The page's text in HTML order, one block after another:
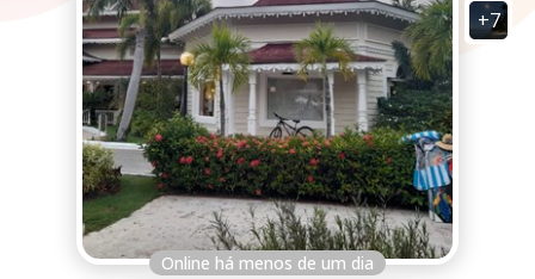
+7
Online há menos de um dia